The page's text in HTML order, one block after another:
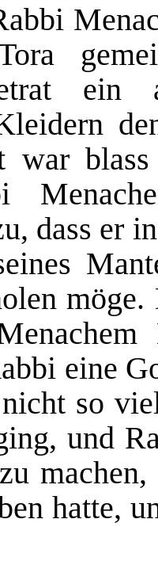
ein
war
dass er
eine
so
und
hatte,